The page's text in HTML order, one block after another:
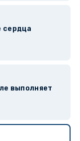
сердца
выполняет